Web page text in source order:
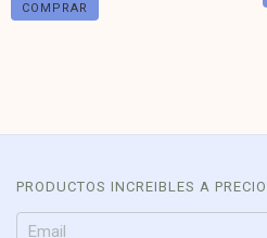
COMPRAR
PRODUCTOS INCREIBLES A